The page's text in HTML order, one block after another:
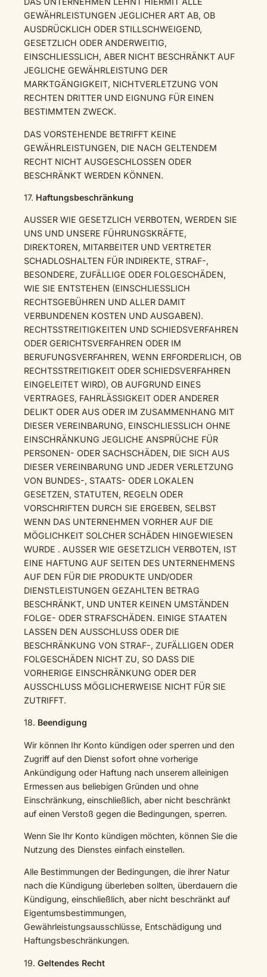
GEWÄHRLEISTUNGEN JEGLICHER ART AB, OB
AUSDRÜCKLICH ODER STILLSCHWEIGEND,
GESETZLICH ODER ANDERWEITIG,
EINSCHLIESSLICH, ABER NICHT BESCHRÄNKT AUF
JEGLICHE GEWÄHRLEISTUNG DER
MARKTGÄNGIGKEIT, NICHTVERLETZUNG VON
RECHTEN DRITTER UND EIGNUNG FÜR EINEN
BESTIMMTEN ZWECK.
DAS VORSTEHENDE BETRIFFT KEINE
GEWÄHRLEISTUNGEN, DIE NACH GELTENDEM
RECHT NICHT AUSGESCHLOSSEN ODER
BESCHRÄNKT WERDEN KÖNNEN.
17. Haftungsbeschränkung
AUSSER WIE GESETZLICH VERBOTEN, WERDEN SIE
UNS UND UNSERE FÜHRUNGSKRÄFTE,
DIREKTOREN, MITARBEITER UND VERTRETER
SCHADLOSHALTEN FÜR INDIREKTE, STRAF-,
BESONDERE, ZUFÄLLIGE ODER FOLGESCHÄDEN,
WIE SIE ENTSTEHEN (EINSCHLIESSLICH
RECHTSGEBÜHREN UND ALLER DAMIT
VERBUNDENEN KOSTEN UND AUSGABEN).
RECHTSSTREITIGKEITEN UND SCHIEDSVERFAHREN
ODER GERICHTSVERFAHREN ODER IM
BERUFUNGSVERFAHREN, WENN ERFORDERLICH, OB
RECHTSSTREITIGKEIT ODER SCHIEDSVERFAHREN
EINGELEITET WIRD), OB AUFGRUND EINES
VERTRAGES, FAHRLÄSSIGKEIT ODER ANDERER
DELIKT ODER AUS ODER IM ZUSAMMENHANG MIT
DIESER VEREINBARUNG, EINSCHLIESSLICH OHNE
EINSCHRÄNKUNG JEGLICHE ANSPRÜCHE FÜR
PERSONEN- ODER SACHSCHÄDEN, DIE SICH AUS
DIESER VEREINBARUNG UND JEDER VERLETZUNG
VON BUNDES-, STAATS- ODER LOKALEN
GESETZEN, STATUTEN, REGELN ODER
VORSCHRIFTEN DURCH SIE ERGEBEN, SELBST
WENN DAS UNTERNEHMEN VORHER AUF DIE
MÖGLICHKEIT SOLCHER SCHÄDEN HINGEWIESEN
WURDE . AUSSER WIE GESETZLICH VERBOTEN, IST
EINE HAFTUNG AUF SEITEN DES UNTERNEHMENS
AUF DEN FÜR DIE PRODUKTE UND/ODER
DIENSTLEISTUNGEN GEZAHLTEN BETRAG
BESCHRÄNKT, UND UNTER KEINEN UMSTÄNDEN
FOLGE- ODER STRAFSCHÄDEN. EINIGE STAATEN
LASSEN DEN AUSSCHLUSS ODER DIE
BESCHRÄNKUNG VON STRAF-, ZUFÄLLIGEN ODER
FOLGESCHÄDEN NICHT ZU, SO DASS DIE
VORHERIGE EINSCHRÄNKUNG ODER DER
AUSSCHLUSS MÖGLICHERWEISE NICHT FÜR SIE
ZUTRIFFT.
18. Beendigung
Wir können Ihr Konto kündigen oder sperren und den
Zugriff auf den Dienst sofort ohne vorherige
Ankündigung oder Haftung nach unserem alleinigen
Ermessen aus beliebigen Gründen und ohne
Einschränkung, einschließlich, aber nicht beschränkt
auf einen Verstoß gegen die Bedingungen, sperren.
Wenn Sie Ihr Konto kündigen möchten, können Sie die
Nutzung des Dienstes einfach einstellen.
Alle Bestimmungen der Bedingungen, die ihrer Natur
nach die Kündigung überleben sollten, überdauern die
Kündigung, einschließlich, aber nicht beschränkt auf
Eigentumsbestimmungen,
Gewährleistungsausschlüsse, Entschädigung und
Haftungsbeschränkungen.
19. Geltendes Recht